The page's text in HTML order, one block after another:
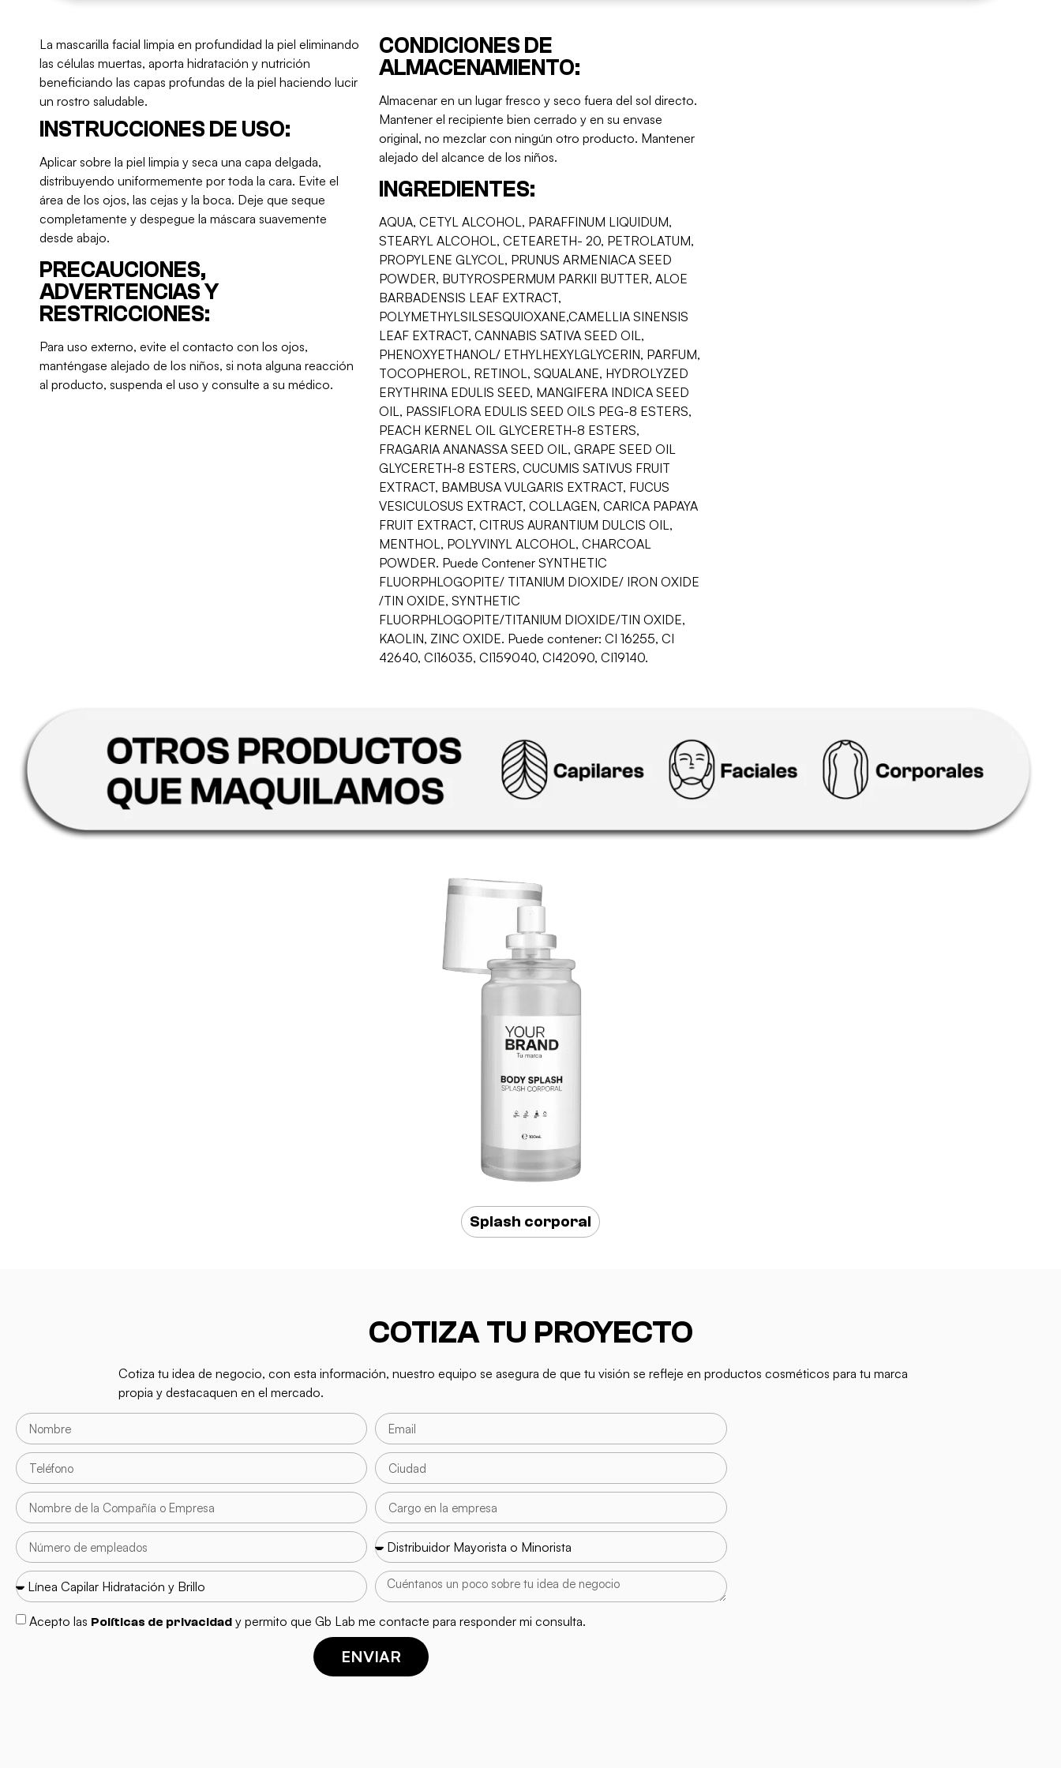
La mascarilla facial limpia en profundidad la piel eliminando
las células muertas, aporta hidratación y nutrición
beneficiando las capas profundas de la piel haciendo lucir
un rostro saludable.
INSTRUCCIONES DE USO:
Aplicar sobre la piel limpia y seca una capa delgada,
distribuyendo uniformemente por toda la cara. Evite el
área de los ojos, las cejas y la boca. Deje que seque
completamente y despegue la máscara suavemente
desde abajo.
PRECAUCIONES,
ADVERTENCIAS Y
RESTRICCIONES:
Para uso externo, evite el contacto con los ojos,
manténgase alejado de los niños, si nota alguna reacción
al producto, suspenda el uso y consulte a su médico.
CONDICIONES DE
ALMACENAMIENTO:
Almacenar en un lugar fresco y seco fuera del sol directo.
Mantener el recipiente bien cerrado y en su envase
original, no mezclar con ningún otro producto. Mantener
alejado del alcance de los niños.
INGREDIENTES:
AQUA, CETYL ALCOHOL, PARAFFINUM LIQUIDUM,
STEARYL ALCOHOL, CETEARETH- 20, PETROLATUM,
PROPYLENE GLYCOL, PRUNUS ARMENIACA SEED
POWDER, BUTYROSPERMUM PARKII BUTTER, ALOE
BARBADENSIS LEAF EXTRACT,
POLYMETHYLSILSESQUIOXANE,CAMELLIA SINENSIS
LEAF EXTRACT, CANNABIS SATIVA SEED OIL,
PHENOXYETHANOL/ ETHYLHEXYLGLYCERIN, PARFUM,
TOCOPHEROL, RETINOL, SQUALANE, HYDROLYZED
ERYTHRINA EDULIS SEED, MANGIFERA INDICA SEED
OIL, PASSIFLORA EDULIS SEED OILS PEG-8 ESTERS,
PEACH KERNEL OIL GLYCERETH-8 ESTERS,
FRAGARIA ANANASSA SEED OIL, GRAPE SEED OIL
GLYCERETH-8 ESTERS, CUCUMIS SATIVUS FRUIT
EXTRACT, BAMBUSA VULGARIS EXTRACT, FUCUS
VESICULOSUS EXTRACT, COLLAGEN, CARICA PAPAYA
FRUIT EXTRACT, CITRUS AURANTIUM DULCIS OIL,
MENTHOL, POLYVINYL ALCOHOL, CHARCOAL
POWDER. Puede Contener SYNTHETIC
FLUORPHLOGOPITE/ TITANIUM DIOXIDE/ IRON OXIDE
/TIN OXIDE, SYNTHETIC
FLUORPHLOGOPITE/TITANIUM DIOXIDE/TIN OXIDE,
KAOLIN, ZINC OXIDE. Puede contener: CI 16255, CI
42640, CI16035, CI159040, CI42090, CI19140.
Splash corporal
COTIZA TU PROYECTO
Cotiza tu idea de negocio, con esta información, nuestro equipo se asegura de que tu visión se refleje en productos cosméticos para tu marca
propia y destacaquen en el mercado.
Acepto las Políticas de privacidad y permito que Gb Lab me contacte para responder mi consulta.
ENVIAR